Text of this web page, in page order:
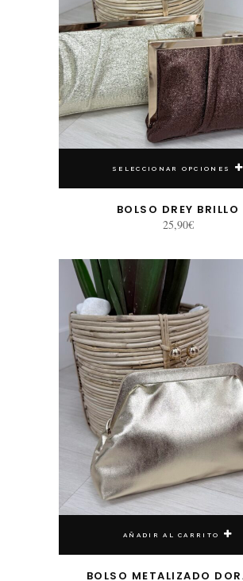
SELECCIONAR OPCIONES
BOLSO DREY BRILLO
25,90€
AÑADIR AL CARRITO
BOLSO METALIZADO